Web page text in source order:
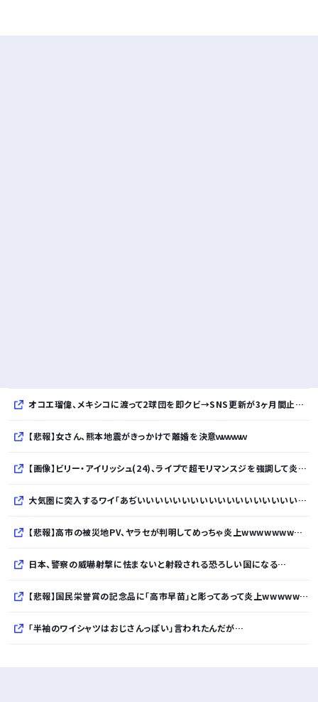
オコエ瑠偉、メキシコに渡って2球団を即クビ→SNS更新が3ヶ月間止まって消息不明に
【悲報】女さん、熊本地震がきっかけで離婚を決意ｗｗｗｗｗ
【画像】ビリー・アイリッシュ(24)、ライブで超モリマンスジを強調して炎上ｗｗｗｗｗｗｗｗ
大気圏に突入するワイ「あぢいいいいいいいいいいいいいいいいいい！！！！」
【悲報】高市の被災地PV、ヤラセが判明してめっちゃ炎上wwwwwwwwwwwwwwwwwwwwwwwwwww
日本、警察の威嚇射撃に怯まないと射殺される恐ろしい国になる…
【悲報】国民栄誉賞の記念品に「高市早苗」と彫ってあって炎上wwwwwwwwwwwwwwwwww
「半袖のワイシャツはおじさんっぽい」言われたんだが…